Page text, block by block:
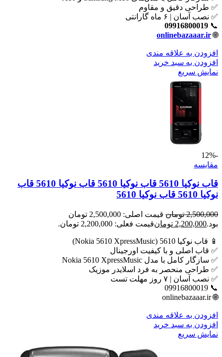
✅ طراحی دقیق و مقاوم
✅ نصب آسان | ۶ ماه گارانتی
📞
09916800019
🌐
onlinebazaaar.ir
افزودن به علاقه مندی
افزودن به سبد خرید
نمایش سریع
-12%
مقايسه
قاب نوکیا 5610 قاب نوکیا 5610 قاب نوکیا 5610 قاب
نوکیا 5610 قاب نوکیا 5610
2,500,000 تومان
قیمت اصلی: 2,500,000 تومان
بود.2,200,000 تومانقیمت فعلی: 2,200,000 تومان.
📱 قاب نوکیا 5610 (Nokia 5610 XpressMusic)
✅ قاب اصلی و با کیفیت اورجینال
✅ سازگار کامل با مدل Nokia 5610 XpressMusic
✅ طراحی منحصر به فرد اسلایدر موزیک
✅ نصب آسان | ۷ روز مهلت تست
📞 09916800019
🌐 onlinebazaaar.ir
افزودن به علاقه مندی
افزودن به سبد خرید
نمایش سریع